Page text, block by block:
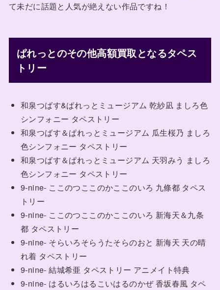
て未だに話題と人気が絶えない作品ですね！
ぱれっとのその他高額買取となるタペス
トリー
和泉つばす&ぱれっとミュージアム 乾紗凪 ましろ色
シンフォニー タペストリー
和泉つばす＆ぱれっとミュージアム 瓜生桜乃 ましろ
色シンフォニー タペストリー
和泉つばす＆ぱれっとミュージアム 天羽みう ましろ
色シンフォニー タペストリー
9-nine- ここのつここのかここのいろ 九條都 タペス
トリー
9-nine- ここのつここのかここのいろ 新海天＆九条
都 タペストリー
9-nine- そらいろそらうたそらのおと 新海天 天の晴
れ着 タペストリー
9-nine- 結城希亜 タペストリー アニメイト特典
9-nine- はるいろはるこいはるのかぜ 香坂春風 タペ